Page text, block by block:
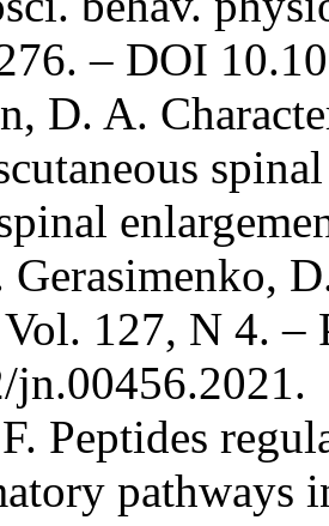
– DOI
D. A.
127, N 4. –
jn.00456.2021.
Peptides
pathways